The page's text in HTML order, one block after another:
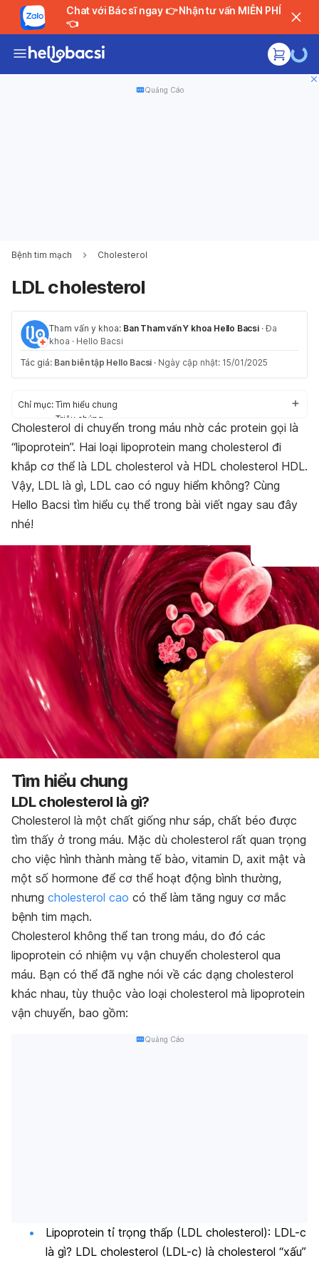
Chat với Bác sĩ ngay 👉 Nhận tư vấn MIỄN PHÍ
👈
Quảng Cáo
Bệnh tim mạch Cholesterol
LDL cholesterol
Tham vấn y khoa: Ban Tham vấn Y khoa Hello Bacsi ·Đa
khoa · Hello Bacsi
Tác giả: Ban biên tập Hello Bacsi · Ngày cập nhật: 15/01/2025
Chỉ mục: Tìm hiểu chung
Triệu chứng
Nguyên nhân
Chẩn đoán và điều trị
Phòng ngừa
Cholesterol di chuyển trong máu nhờ các protein gọi là
“lipoprotein”. Hai loại lipoprotein mang cholesterol đi
khắp cơ thể là LDL cholesterol và HDL cholesterol HDL.
Vậy, LDL là gì, LDL cao có nguy hiểm không? Cùng
Hello Bacsi tìm hiểu cụ thể trong bài viết ngay sau đây
nhé!
Tìm hiểu chung
LDL cholesterol là gì?
Cholesterol là một chất giống như sáp, chất béo được
tìm thấy ở trong máu. Mặc dù cholesterol rất quan trọng
cho việc hình thành màng tế bào, vitamin D, axit mật và
một số hormone để cơ thể hoạt động bình thường,
nhưng cholesterol cao có thể làm tăng nguy cơ mắc
bệnh tim mạch.
Cholesterol không thể tan trong máu, do đó các
lipoprotein có nhiệm vụ vận chuyển cholesterol qua
máu. Bạn có thể đã nghe nói về các dạng cholesterol
khác nhau, tùy thuộc vào loại cholesterol mà lipoprotein
vận chuyển, bao gồm:
Quảng Cáo
Lipoprotein tỉ trọng thấp (LDL cholesterol): LDL-c
là gì? LDL cholesterol (LDL-c) là cholesterol “xấu”